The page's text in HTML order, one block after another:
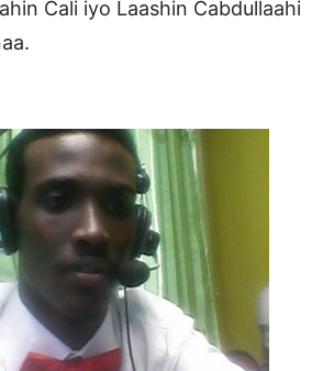
Cali iyo Laashin Cabdullaahi